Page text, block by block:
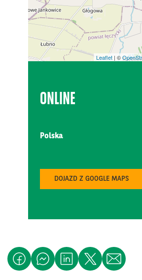
Leaflet | ©
ONLINE
Polska
DOJAZD Z GOOGLE MAPS
09
Ptak Expo
Międzynarodowe Branżowe